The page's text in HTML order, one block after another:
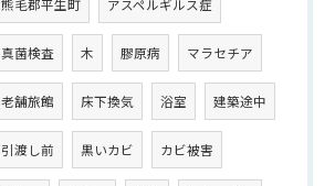
熊毛郡平生町 アスペルギルス症
真菌検査 木 膠原病 マラセチア
老舗旅館 床下換気 浴室 建築途中
引渡し前 黒いカビ カビ被害